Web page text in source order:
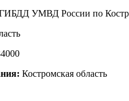
УМВД России по
Костромская область